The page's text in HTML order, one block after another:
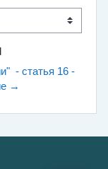
- статья 16 -
→